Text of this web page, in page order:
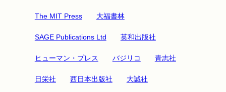
The MIT Press 大福書林
SAGE Publications Ltd 英和出版社
ヒューマン・プレス バジリコ 青志社
日栄社 西日本出版社 大誠社